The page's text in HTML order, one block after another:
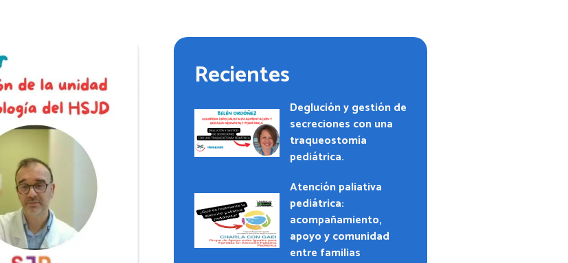
Recientes
Deglución y gestión de
secreciones con una
traqueostomía
pediátrica.
Atención paliativa
pediátrica:
acompañamiento,
apoyo y comunidad
entre familias